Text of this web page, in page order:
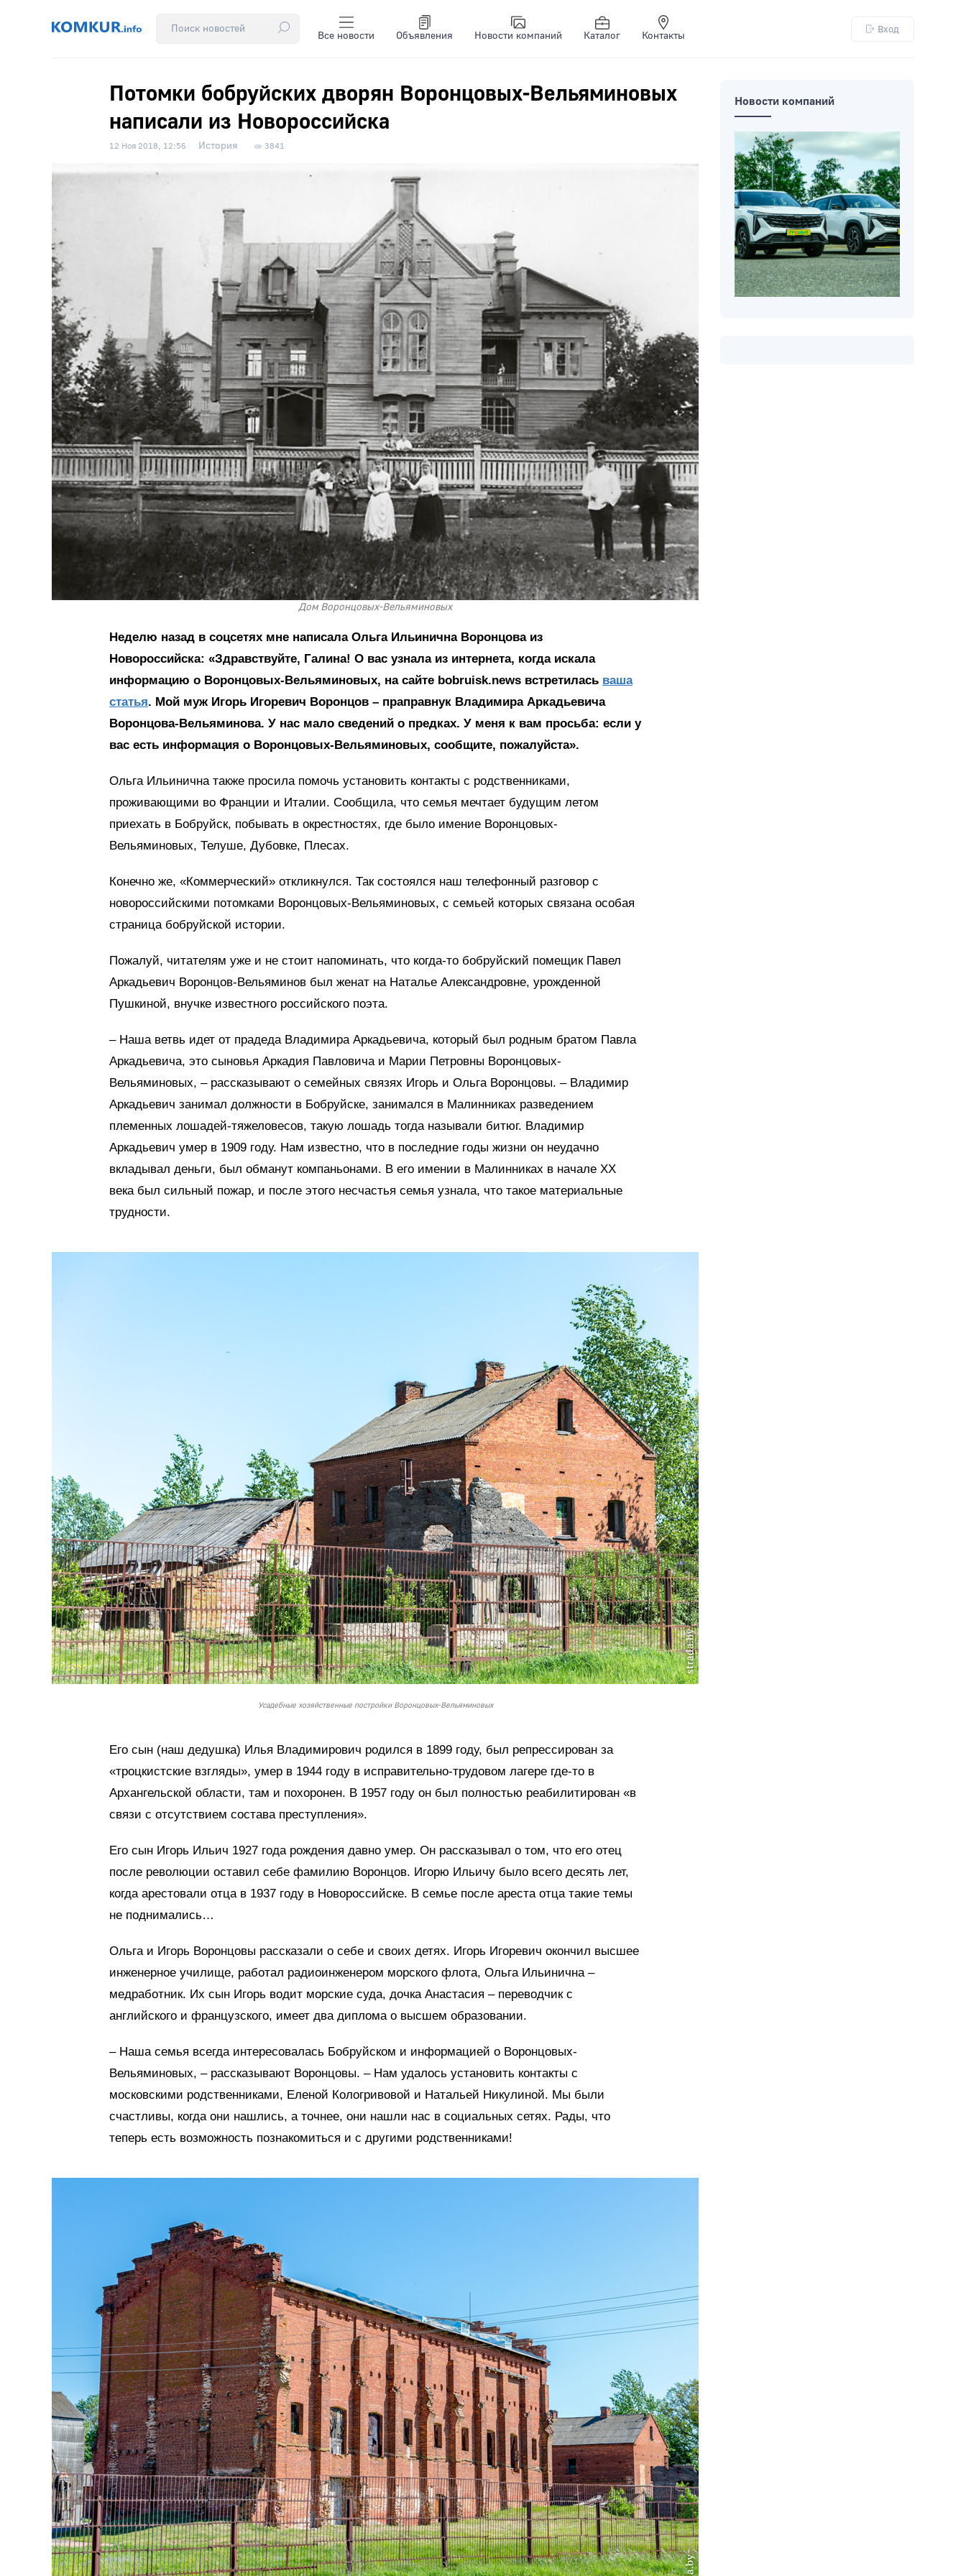
Все новости Объявления Новости компаний Каталог Контакты
Вход
Потомки бобруйских дворян Воронцовых-Вельяминовых
написали из Новороссийска
12 Ноя 2018, 12:56 История 3841
Дом Воронцовых-Вельяминовых
Неделю назад в соцсетях мне написала Ольга Ильинична Воронцова из
Новороссийска: «Здравствуйте, Галина! О вас узнала из интернета, когда искала
информацию о Воронцовых-Вельяминовых, на сайте bobruisk.news встретилась ваша
статья. Мой муж Игорь Игоревич Воронцов – праправнук Владимира Аркадьевича
Воронцова-Вельяминова. У нас мало сведений о предках. У меня к вам просьба: если у
вас есть информация о Воронцовых-Вельяминовых, сообщите, пожалуйста».
Ольга Ильинична также просила помочь установить контакты с родственниками,
проживающими во Франции и Италии. Сообщила, что семья мечтает будущим летом
приехать в Бобруйск, побывать в окрестностях, где было имение Воронцовых-
Вельяминовых, Телуше, Дубовке, Плесах.
Конечно же, «Коммерческий» откликнулся. Так состоялся наш телефонный разговор с
новороссийскими потомками Воронцовых-Вельяминовых, с семьей которых связана особая
страница бобруйской истории.
Пожалуй, читателям уже и не стоит напоминать, что когда-то бобруйский помещик Павел
Аркадьевич Воронцов-Вельяминов был женат на Наталье Александровне, урожденной
Пушкиной, внучке известного российского поэта.
– Наша ветвь идет от прадеда Владимира Аркадьевича, который был родным братом Павла
Аркадьевича, это сыновья Аркадия Павловича и Марии Петровны Воронцовых-
Вельяминовых, – рассказывают о семейных связях Игорь и Ольга Воронцовы. – Владимир
Аркадьевич занимал должности в Бобруйске, занимался в Малинниках разведением
племенных лошадей-тяжеловесов, такую лошадь тогда называли битюг. Владимир
Аркадьевич умер в 1909 году. Нам известно, что в последние годы жизни он неудачно
вкладывал деньги, был обманут компаньонами. В его имении в Малинниках в начале ХХ
века был сильный пожар, и после этого несчастья семья узнала, что такое материальные
трудности.
Усадебные хозяйственные постройки Воронцовых-Вельяминовых
Его сын (наш дедушка) Илья Владимирович родился в 1899 году, был репрессирован за
«троцкистские взгляды», умер в 1944 году в исправительно-трудовом лагере где-то в
Архангельской области, там и похоронен. В 1957 году он был полностью реабилитирован «в
связи с отсутствием состава преступления».
Его сын Игорь Ильич 1927 года рождения давно умер. Он рассказывал о том, что его отец
после революции оставил себе фамилию Воронцов. Игорю Ильичу было всего десять лет,
когда арестовали отца в 1937 году в Новороссийске. В семье после ареста отца такие темы
не поднимались…
Ольга и Игорь Воронцовы рассказали о себе и своих детях. Игорь Игоревич окончил высшее
инженерное училище, работал радиоинженером морского флота, Ольга Ильинична –
медработник. Их сын Игорь водит морские суда, дочка Анастасия – переводчик с
английского и французского, имеет два диплома о высшем образовании.
– Наша семья всегда интересовалась Бобруйском и информацией о Воронцовых-
Вельяминовых, – рассказывают Воронцовы. – Нам удалось установить контакты с
московскими родственниками, Еленой Кологривовой и Натальей Никулиной. Мы были
счастливы, когда они нашлись, а точнее, они нашли нас в социальных сетях. Рады, что
теперь есть возможность познакомиться и с другими родственниками!
Новости компаний